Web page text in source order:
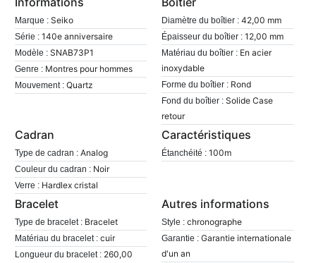
Marque : Seiko
Série : 140e anniversaire
Modèle : SNAB73P1
Genre : Montres pour hommes
Mouvement : Quartz
Diamètre du boîtier : 42,00 mm
Épaisseur du boîtier : 12,00 mm
Matériau du boîtier : En acier
inoxydable
Forme du boîtier : Rond
Fond du boîtier : Solide Case
retour
Cadran
Type de cadran : Analog
Couleur du cadran : Noir
Verre : Hardlex cristal
Caractéristiques
Étanchéité : 100m
Bracelet
Type de bracelet : Bracelet
Matériau du bracelet : cuir
Longueur du bracelet : 260,00
Autres informations
Style : chronographe
Garantie : Garantie internationale
d'un an